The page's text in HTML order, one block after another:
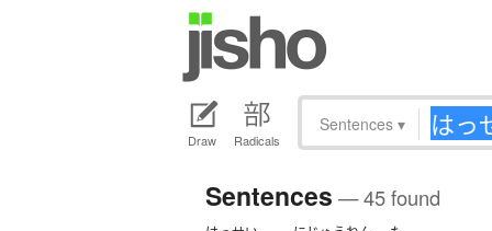
Draw Radicals
Sentences ▾
Sentences — 45 found